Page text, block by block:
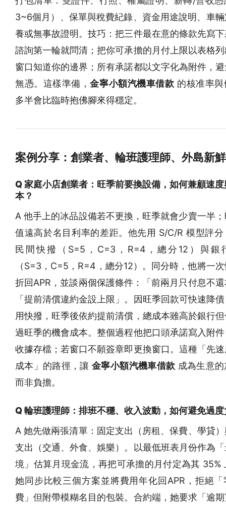
3~6個月）、保單與稅費紀錄、資金用途說明、車
養或無事故證明。技巧：把三件最在意的條款先寫
諮詢第一輪就問清；把你可承擔的月付上限以表格
窗口知道你的邊界；所有承諾都以文字化為附件，
無憑。這樣準備，金寧小額汽機車借款 的核准率
多半會比臨時抱佛腳來得穩定。
案例分享：創業者、輪班護理師、外島新
Q 家庭小店創業者：旺季前要換設備，如何兼顧速
本？
A 他手上的冰品設備若不更換，旺季就會少賣一半
值遠高於名目利率的差距。他先用 S/C/R 模型評分
民間快撥（S=5，C=3，R=4，總分12）與銀
（S=3，C=5，R=4，總分12）。同分時，他將一
折回APR，並談兩個保護條件：「前兩月只付息不
「提前清償違約金設上限」。因旺季回款可快速降
用快撥，旺季後依約提前清償，總成本雖高於銀行
過旺季的機會成本。整個過程他把口頭承諾寫入附
收據存檔；若窗口不願簽章即更換窗口。這種「先
成本」的路徑，讓金寧小額汽機車借款 成為生意
而非負擔。
Q 輪班護理師：排班不穩、收入波動，如何避免過
A 她先做兩張清單：固定支出（房租、保費、學貸
支出（交通、外食、娛樂）。以最低班表月份作為
境」估算月現金流，再把可承擔的月付定為其 35%
她同步比較三個方案並將費用年化回APR，拒絕「
費」但附帶模糊名目的包裝。合約端，她要求「逾